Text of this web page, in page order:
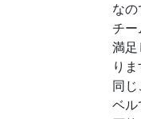
な
チー
満足
り
同
ベル